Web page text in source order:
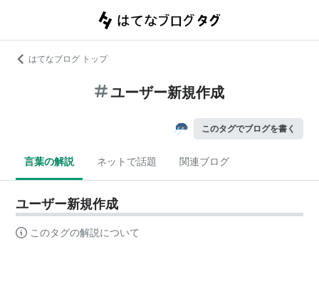
はてなブログ トップ
ユーザー新規作成
このタグでブログを書く
言葉の解説 ネットで話題 関連ブログ
ユーザー新規作成
このタグの解説について